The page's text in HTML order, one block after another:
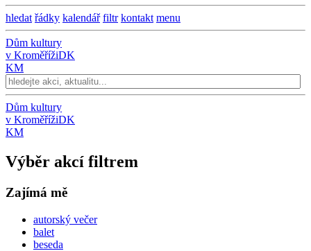
hledat řádky kalendář filtr kontakt menu
Dům kultury
v KroměřížiDK
KM
Dům kultury
v KroměřížiDK
KM
Výběr akcí filtrem
Zajímá mě
autorský večer
balet
beseda